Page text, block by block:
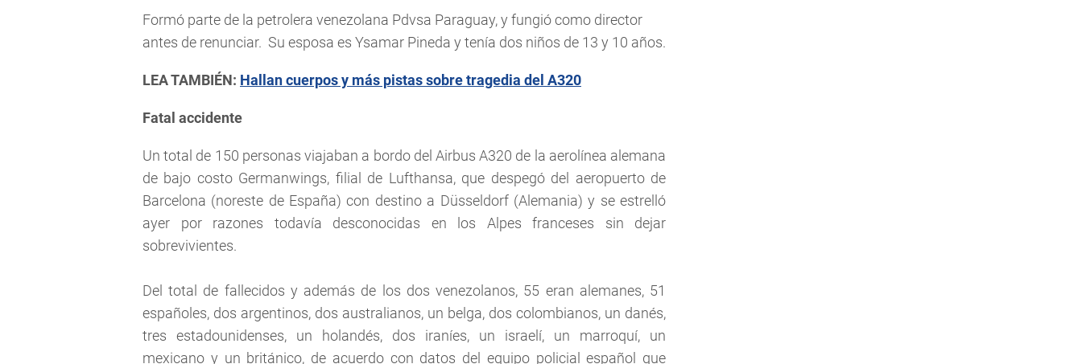
Formó parte de la petrolera venezolana Pdvsa Paraguay, y fungió como director
antes de renunciar. Su esposa es Ysamar Pineda y tenía dos niños de 13 y 10 años.
LEA TAMBIÉN: Hallan cuerpos y más pistas sobre tragedia del A320
Fatal accidente
Un total de 150 personas viajaban a bordo del Airbus A320 de la aerolínea alemana
de bajo costo Germanwings, filial de Lufthansa, que despegó del aeropuerto de
Barcelona (noreste de España) con destino a Düsseldorf (Alemania) y se estrelló
ayer por razones todavía desconocidas en los Alpes franceses sin dejar
sobrevivientes.
Del total de fallecidos y además de los dos venezolanos, 55 eran alemanes, 51
españoles, dos argentinos, dos australianos, un belga, dos colombianos, un danés,
tres estadounidenses, un holandés, dos iraníes, un israelí, un marroquí, un
mexicano y un británico, de acuerdo con datos del equipo policial español que